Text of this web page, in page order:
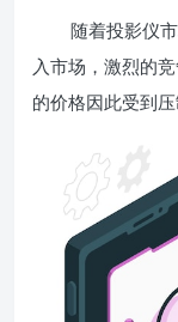
随着投影仪
入市场，激烈的
的价格因此受到压